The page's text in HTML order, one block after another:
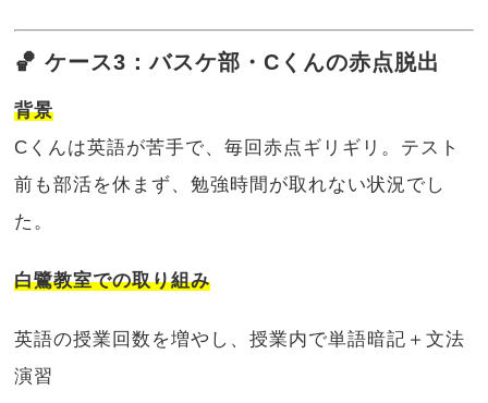
🏀 ケース3：バスケ部・Cくんの赤点脱出
背景
Cくんは英語が苦手で、毎回赤点ギリギリ。テスト
前も部活を休まず、勉強時間が取れない状況でし
た。
白鷺教室での取り組み
英語の授業回数を増やし、授業内で単語暗記＋文法
演習